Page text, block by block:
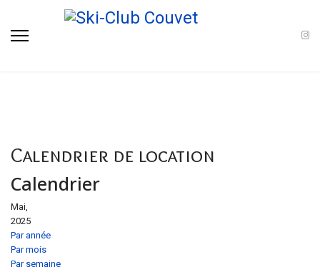
Calendrier de location
Calendrier
Mai,
2025
Par année
Par mois
Par semaine